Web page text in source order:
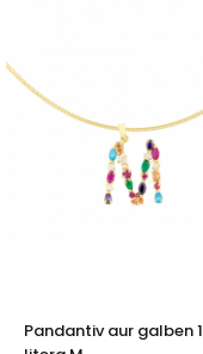
Pandantiv aur galben